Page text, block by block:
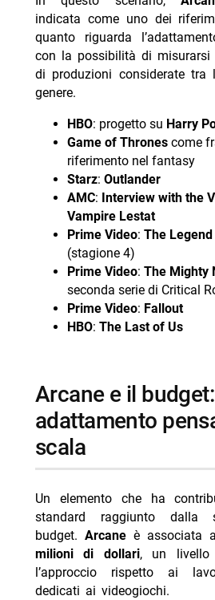
indicata come uno dei
quanto riguarda
con la possibilità di misurarsi
di produzioni considerate
genere.
HBO: progetto su Harry
Game of Thronescome
riferimento nel fantasy
Starz: Outlander
AMC: Interview with the
Vampire Lestat
Prime Video: The
(stagione 4)
Prime Video: The Mighty
seconda serie di Critical
Prime Video: Fallout
HBO: The Last of Us
arcane e il budget: un
adattamento
scala
Un elemento che ha
standard raggiunto dalla
budget. Arcaneè associata
milioni di dollari, un livello
l’approccio rispetto ai
dedicati ai videogiochi.